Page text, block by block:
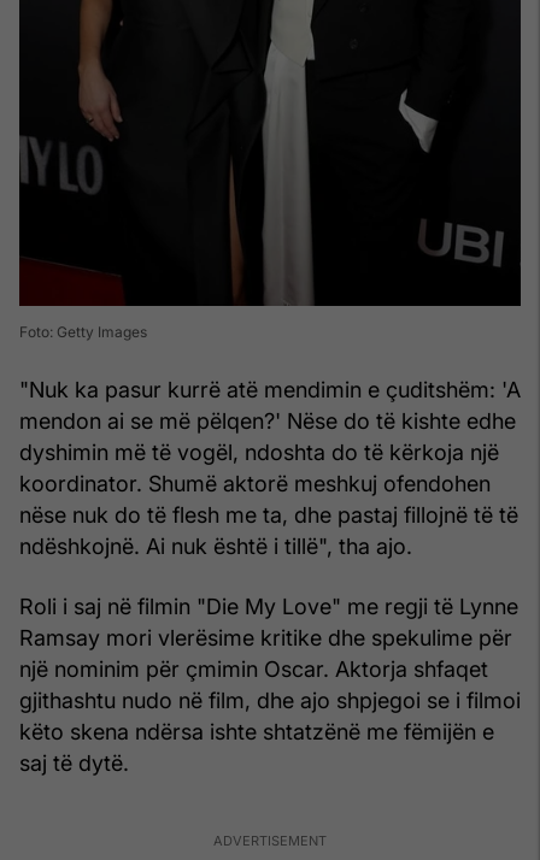
Foto: Getty Images
"Nuk ka pasur kurrë atë mendimin e çuditshëm: 'A
mendon ai se më pëlqen?' Nëse do të kishte edhe
dyshimin më të vogël, ndoshta do të kërkoja një
koordinator. Shumë aktorë meshkuj ofendohen
nëse nuk do të flesh me ta, dhe pastaj fillojnë të të
ndëshkojnë. Ai nuk është i tillë", tha ajo.
Roli i saj në filmin "Die My Love" me regji të Lynne
Ramsay mori vlerësime kritike dhe spekulime për
një nominim për çmimin Oscar. Aktorja shfaqet
gjithashtu nudo në film, dhe ajo shpjegoi se i filmoi
këto skena ndërsa ishte shtatzënë me fëmijën e
saj të dytë.